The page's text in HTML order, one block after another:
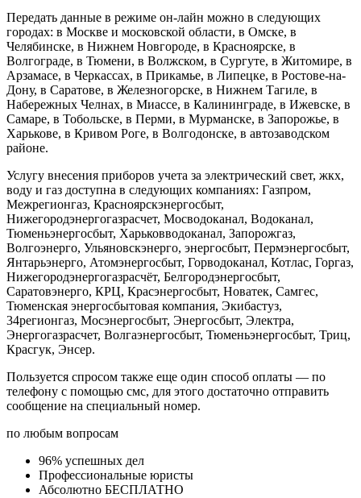
Передать данные в режиме он-лайн можно в следующих
городах: в Москве и московской области, в Омске, в
Челябинске, в Нижнем Новгороде, в Красноярске, в
Волгограде, в Тюмени, в Волжском, в Сургуте, в Житомире, в
Арзамасе, в Черкассах, в Прикамье, в Липецке, в Ростове-на-
Дону, в Саратове, в Железногорске, в Нижнем Тагиле, в
Набережных Челнах, в Миассе, в Калининграде, в Ижевске, в
Самаре, в Тобольске, в Перми, в Мурманске, в Запорожье, в
Харькове, в Кривом Роге, в Волгодонске, в автозаводском
районе.
Услугу внесения приборов учета за электрический свет, жкх,
воду и газ доступна в следующих компаниях: Газпром,
Межрегионгаз, Красноярскэнергосбыт,
Нижегородэнергогазрасчет, Мосводоканал, Водоканал,
Тюменьэнергосбыт, Харьковводоканал, Запорожгаз,
Волгоэнерго, Ульяновскэнерго, энергосбыт, Пермэнергосбыт,
Янтарьэнерго, Атомэнергосбыт, Горводоканал, Котлас, Горгаз,
Нижегородэнергогазрасчёт, Белгородэнергосбыт,
Саратовэнерго, КРЦ, Красэнергосбыт, Новатек, Самгес,
Тюменская энергосбытовая компания, Экибастуз,
34регионгаз, Мосэнергосбыт, Энергосбыт, Электра,
Энергогазрасчет, Волгаэнергосбыт, Тюменьэнергосбыт, Триц,
Красгук, Энсер.
Пользуется спросом также еще один способ оплаты — по
телефону с помощью смс, для этого достаточно отправить
сообщение на специальный номер.
по любым вопросам
96% успешных дел
Профессиональные юристы
Абсолютно БЕСПЛАТНО